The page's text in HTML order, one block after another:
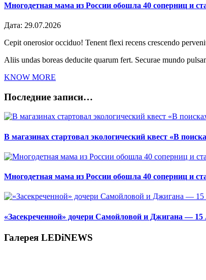
Многодетная мама из России обошла 40 соперниц и
Дата: 29.07.2026
Cepit onerosior occiduo! Tenent flexi recens crescendo
Aliis undas boreas deducite quarum fert. Securae mundo
KNOW MORE
Последние записи…
В магазинах стартовал экологический квест «В
Многодетная мама из России обошла 40 соперниц и
«Засекреченной» дочери Самойловой и Джигана — 15
Галерея LEDiNEWS